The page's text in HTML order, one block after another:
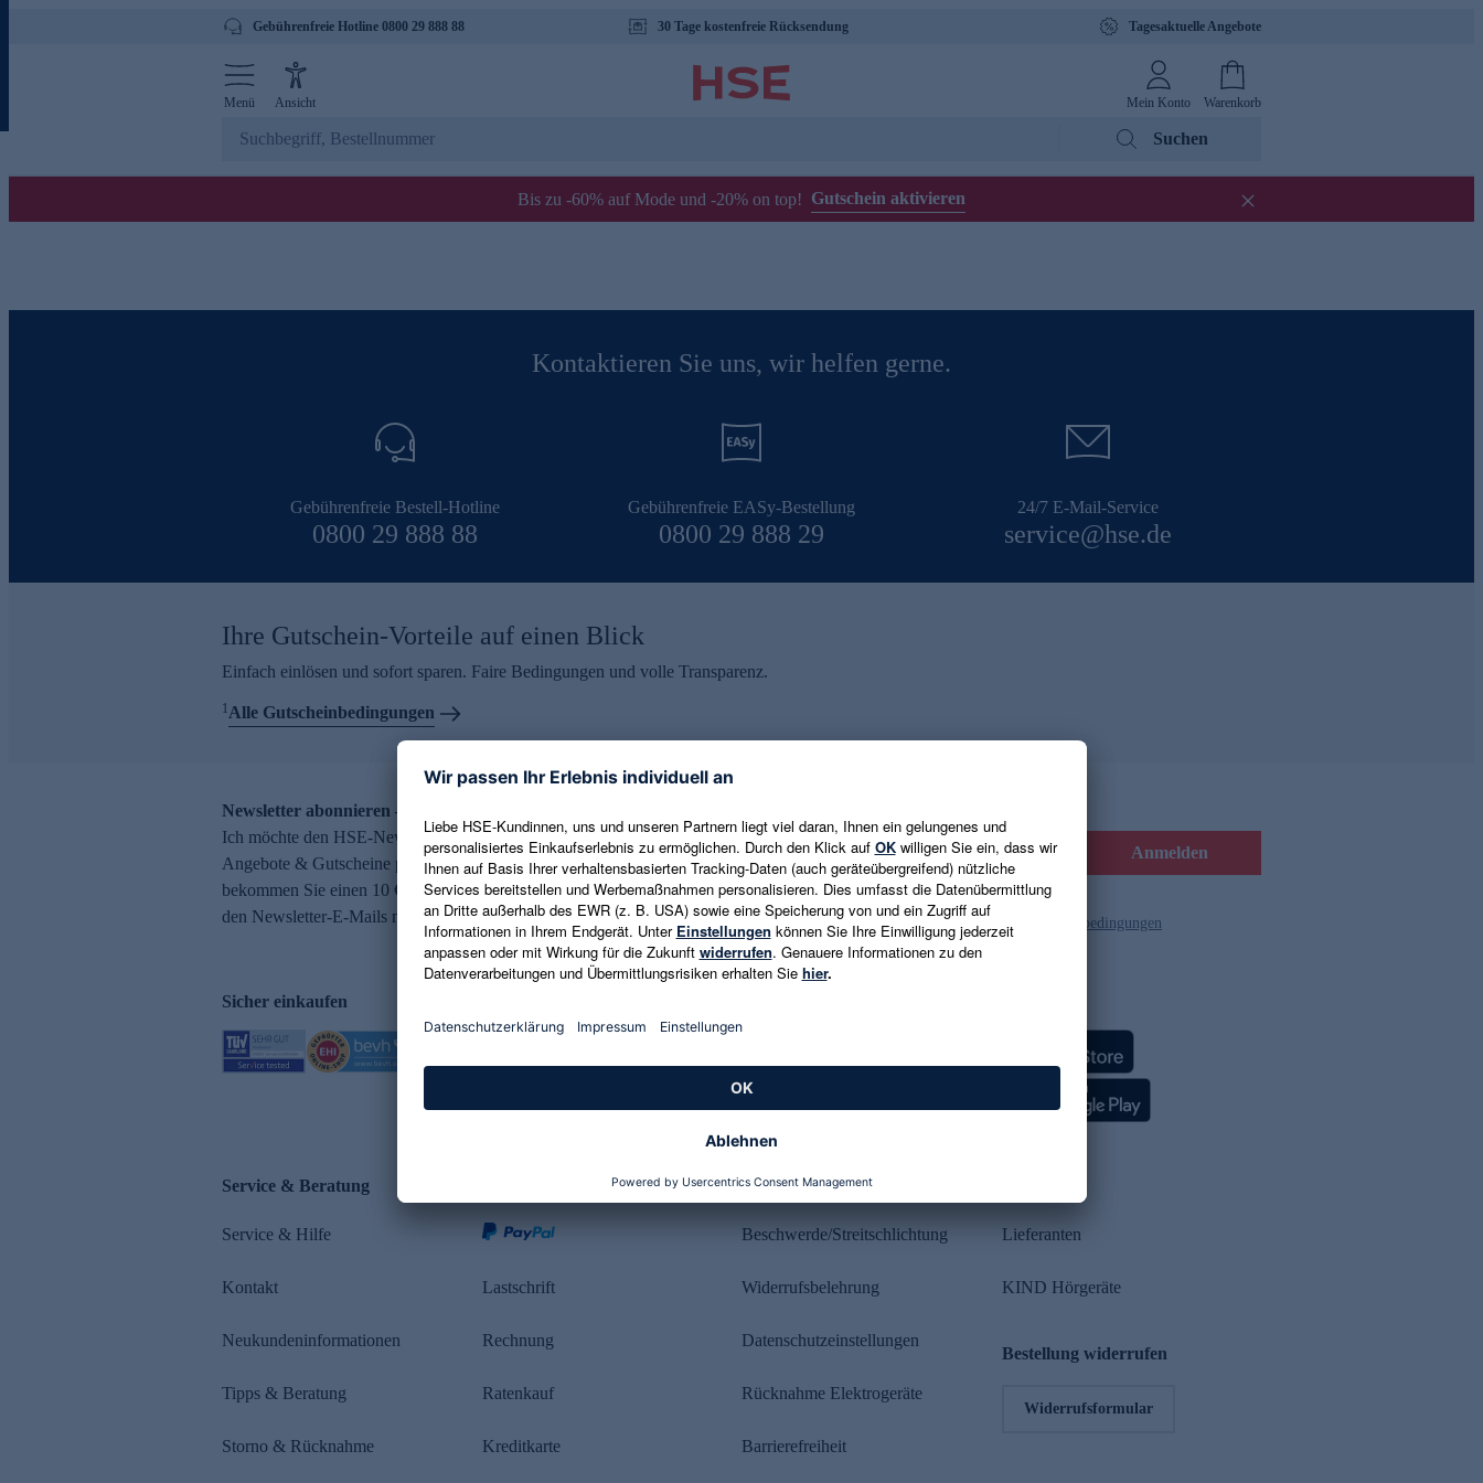
Gebührenfreie Hotline 0800 29 888 88 30 Tage kostenfreie Rücksendung Tagesaktuelle Angebote
Menü Ansicht Mein Konto Warenkorb
Suchen
Bis zu -60% auf Mode und -20% on top! Gutschein aktivieren
Kontaktieren Sie uns, wir helfen gerne.
Gebührenfreie Bestell-Hotline
0800 29 888 88
Gebührenfreie EASy-Bestellung
0800 29 888 29
24/7 E-Mail-Service
service@hse.de
Ihre Gutschein-Vorteile auf einen Blick
Einfach einlösen und sofort sparen. Faire Bedingungen und volle Transparenz.
1Alle Gutscheinbedingungen
Newsletter abonnieren – 10 € Gutschein erhalten
Ich möchte den HSE-Newsletter abonnieren und aktuelle Trends,
Angebote & Gutscheine per E-Mail erhalten. Als Dankeschön
bekommen Sie einen 10 € Gutschein. Eine Abmeldung ist jederzeit in
den Newsletter-E-Mails möglich.
E-Mail-Adresse eingeben Anmelden
Es gelten die Datenschutzrichtlinien und die Gutscheinbedingungen
Sicher einkaufen
Service & Beratung
Service & Hilfe
Kontakt
Neukundeninformationen
Tipps & Beratung
Storno & Rücknahme
Lastschrift
Rechnung
Ratenkauf
Kreditkarte
Rechtliches
Beschwerde/Streitschlichtung
Widerrufsbelehrung
Datenschutzeinstellungen
Rücknahme Elektrogeräte
Barrierefreiheit
Lieferanten
KIND Hörgeräte
Bestellung widerrufen
Widerrufsformular